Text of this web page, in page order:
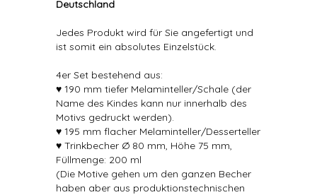
Deutschland
Jedes Produkt wird für Sie angefertigt und
ist somit ein absolutes Einzelstück.
4er Set bestehend aus:
♥ 190 mm tiefer Melaminteller/Schale (der
Name des Kindes kann nur innerhalb des
Motivs gedruckt werden).
♥ 195 mm flacher Melaminteller/Desserteller
♥ Trinkbecher Ø 80 mm, Höhe 75 mm,
Füllmenge: 200 ml
(Die Motive gehen um den ganzen Becher
haben aber aus produktionstechnischen